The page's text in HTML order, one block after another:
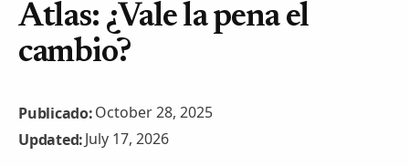
Atlas: ¿Vale la pena el
cambio?
Publicado:October 28, 2025
Updated:July 17, 2026